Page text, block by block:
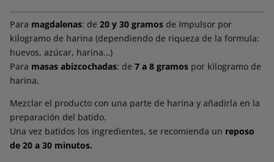
Para magdalenas: de20 y 30 gramos de Impulsor por
kilogramo de harina (dependiendo de riqueza de la formula:
huevos, azúcar, harina…)
Para masas abizcochadas: de 7 a 8 gramos por kilogramo de
harina.
Mezclar el producto con una parte de harina y añadirla en la
preparación del batido.
Una vez batidos los ingredientes, se recomienda un reposo
de 20 a 30 minutos.